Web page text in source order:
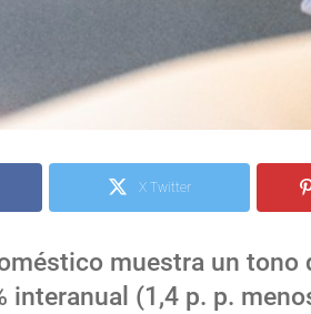
X Twitter
muestra un tono
interanual (1,4 p. p.